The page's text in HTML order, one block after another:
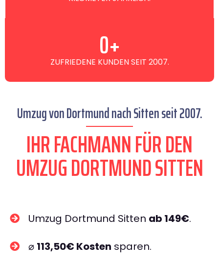
ZUFRIEDENE KUNDEN SEIT 2007.
0+
Umzug von Dortmund nach Sitten seit 2007.
IHR FACHMANN FÜR DEN
UMZUG DORTMUND SITTEN
Umzug Dortmund Sitten ab 149€.
⌀ 113,50€ Kosten sparen.